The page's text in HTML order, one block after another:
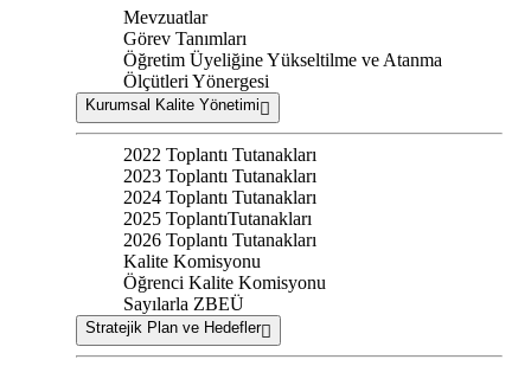
Mevzuatlar
Görev Tanımları
Öğretim Üyeliğine Yükseltilme ve Atanma
Ölçütleri Yönergesi
Kurumsal Kalite Yönetimi
2022 Toplantı Tutanakları
2023 Toplantı Tutanakları
2024 Toplantı Tutanakları
2025 ToplantıTutanakları
2026 Toplantı Tutanakları
Kalite Komisyonu
Öğrenci Kalite Komisyonu
Sayılarla ZBEÜ
Stratejik Plan ve Hedefler